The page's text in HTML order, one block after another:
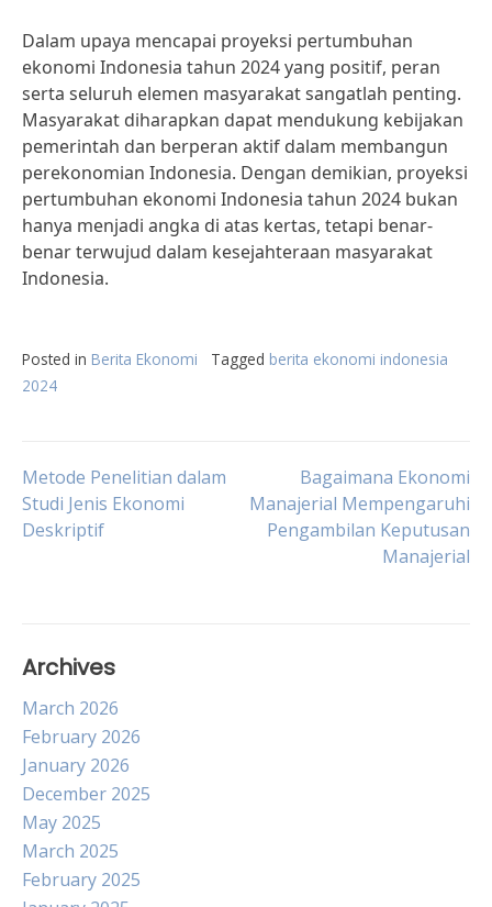
Dalam upaya mencapai proyeksi pertumbuhan
ekonomi Indonesia tahun 2024 yang positif, peran
serta seluruh elemen masyarakat sangatlah penting.
Masyarakat diharapkan dapat mendukung kebijakan
pemerintah dan berperan aktif dalam membangun
perekonomian Indonesia. Dengan demikian, proyeksi
pertumbuhan ekonomi Indonesia tahun 2024 bukan
hanya menjadi angka di atas kertas, tetapi benar-
benar terwujud dalam kesejahteraan masyarakat
Indonesia.
Posted in Berita Ekonomi Tagged berita ekonomi indonesia
2024
Post
navigation
Metode Penelitian dalam
Studi Jenis Ekonomi
Deskriptif
Bagaimana Ekonomi
Manajerial Mempengaruhi
Pengambilan Keputusan
Manajerial
Archives
March 2026
February 2026
January 2026
December 2025
May 2025
March 2025
February 2025